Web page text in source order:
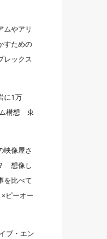
ムやアリ
すための
レックス
に1万
ム構想 東
映像屋さ
想像し
を比べて
ピーオー
ブ・エン